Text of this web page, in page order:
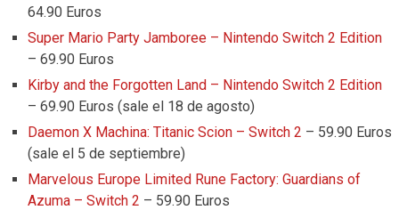
64.90 Euros
Super Mario Party Jamboree – Nintendo Switch 2 Edition
– 69.90 Euros
Kirby and the Forgotten Land – Nintendo Switch 2 Edition
– 69.90 Euros (sale el 18 de agosto)
Daemon X Machina: Titanic Scion – Switch 2 – 59.90 Euros
(sale el 5 de septiembre)
Marvelous Europe Limited Rune Factory: Guardians of
Azuma – Switch 2 – 59.90 Euros